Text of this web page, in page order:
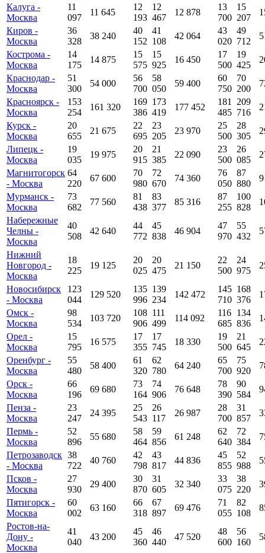
Калуга -
Москва
11
097
11 645
12
193
12
467
12 878
13
700
15
207
Киров -
Москва
36
328
38 240
40
152
41
108
42 064
43
020
49
712
Кострома -
Москва
14
175
14 875
15
575
15
925
16 450
17
500
19
425
Краснодар -
Москва
51
300
54 000
56
700
58
050
59 400
60
750
70
200
Красноярск -
Москва
153
254
161 320
169
386
173
419
177 452
181
485
209
716
Курск -
Москва
20
655
21 675
22
695
23
205
23 970
25
500
28
305
Липецк -
Москва
19
035
19 975
20
915
21
385
22 090
23
500
26
085
Магнитогорск
- Москва
64
220
67 600
70
980
72
670
74 360
76
050
87
880
Мурманск -
Москва
73
682
77 560
81
438
83
377
85 316
87
255
100
828
Набережные
Челны -
Москва
40
508
42 640
44
772
45
838
46 904
47
970
55
432
Нижний
Новгород -
Москва
18
225
19 125
20
025
20
475
21 150
22
500
24
975
Новосибирск
- Москва
123
044
129 520
135
996
139
234
142 472
145
710
168
376
Омск -
Москва
98
534
103 720
108
906
111
499
114 092
116
685
134
836
Орел -
Москва
15
795
16 575
17
355
17
745
18 330
19
500
21
645
Оренбург -
Москва
55
480
58 400
61
320
62
780
64 240
65
700
75
920
Орск -
Москва
66
196
69 680
73
164
74
906
76 648
78
390
90
584
Пенза -
Москва
23
247
24 395
25
543
26
117
26 987
28
700
31
857
Пермь -
Москва
52
896
55 680
58
464
59
856
61 248
62
640
72
384
Петрозаводск
- Москва
38
722
40 760
42
798
43
817
44 836
45
855
52
988
Псков -
Москва
27
930
29 400
30
870
31
605
32 340
33
075
38
220
Пятигорск -
Москва
60
002
63 160
66
318
67
897
69 476
71
055
82
108
Ростов-на-
Дону -
Москва
41
040
43 200
45
360
46
440
47 520
48
600
56
160